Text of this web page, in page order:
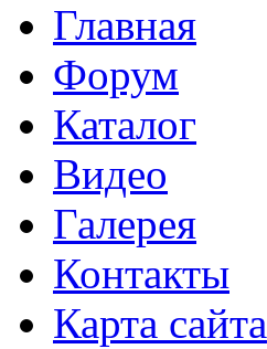
Главная
Форум
Каталог
Видео
Галерея
Контакты
Карта сайта